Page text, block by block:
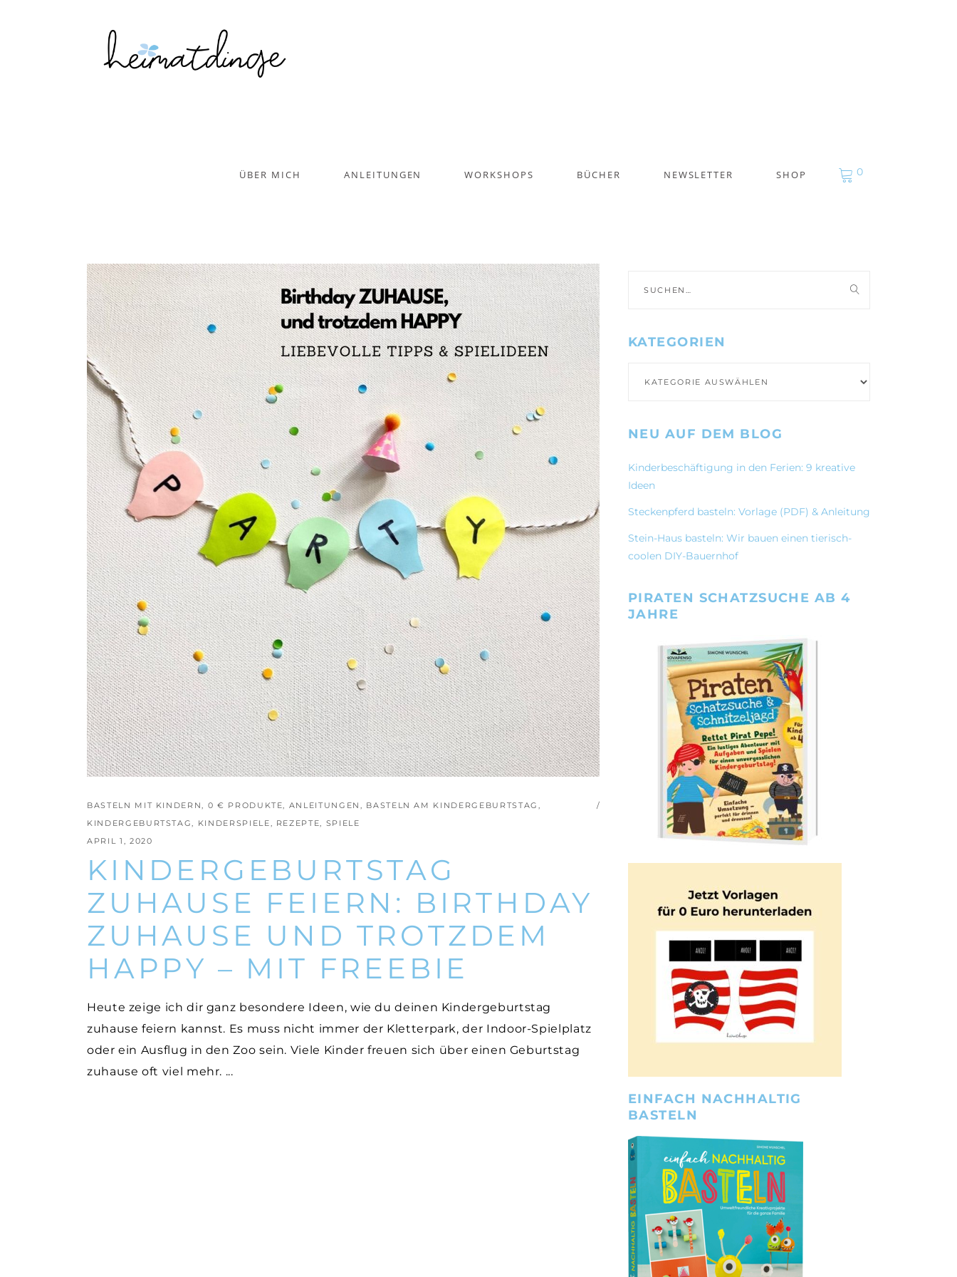
ÜBER MICH ANLEITUNGEN WORKSHOPS BÜCHER NEWSLETTER SHOP 0
BASTELN MIT KINDERN, 0 € PRODUKTE, ANLEITUNGEN , BASTELN AM KINDERGEBURTSTAG ,
KINDERGEBURTSTAG, KINDERSPIELE, REZEPTE, SPIELE
APRIL 1, 2020
KINDERGEBURTSTAG
ZUHAUSE FEIERN: BIRTHDAY
ZUHAUSE UND TROTZDEM
HAPPY – MIT FREEBIE
Heute zeige ich dir ganz besondere Ideen, wie du deinen Kindergeburtstag
zuhause feiern kannst. Es muss nicht immer der Kletterpark, der Indoor-Spielplatz
oder ein Ausflug in den Zoo sein. Viele Kinder freuen sich über einen Geburtstag
zuhause oft viel mehr.
nach:
KATEGORIEN
NEU AUF DEM BLOG
Kinderbeschäftigung in den Ferien: 9 kreative
Ideen
Steckenpferd basteln: Vorlage (PDF) & Anleitung
Stein-Haus basteln: Wir bauen einen tierisch-
coolen DIY-Bauernhof
PIRATEN SCHATZSUCHE AB 4
JAHRE
EINFACH NACHHALTIG
BASTELN